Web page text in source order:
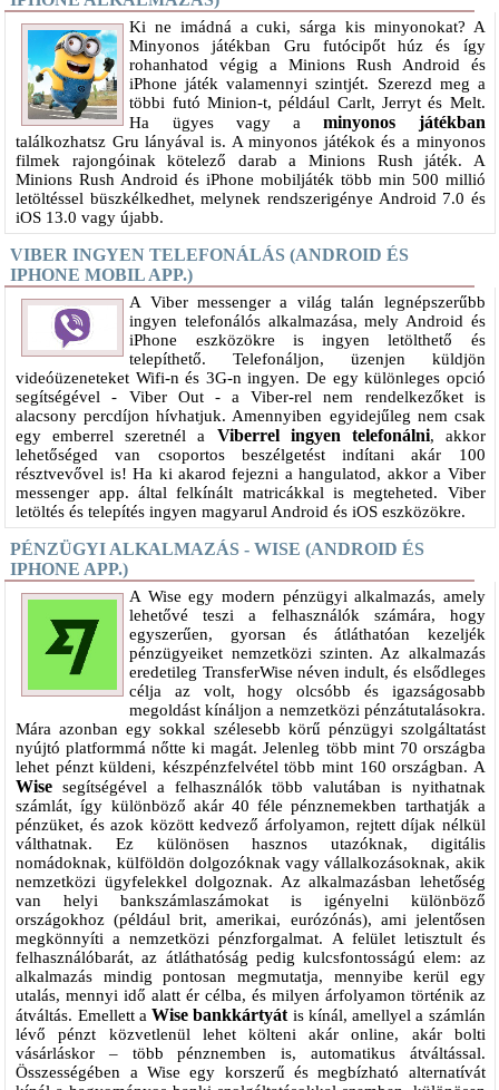
Ki ne imádná a cuki, sárga kis minyonokat? A
Minyonos játékban Gru futócipőt húz és így
rohanhatod végig a Minions Rush Android és
iPhone játék valamennyi szintjét. Szerezd meg a
többi futó Minion-t, például Carlt, Jerryt és Melt.
Ha ügyes vagy aminyonos játékban
találkozhatsz Gru lányával is. A minyonos játékok és a minyonos
filmek rajongóinak kötelező darab a Minions Rush játék. A
Minions Rush Android és iPhone mobiljáték több min 500 millió
letöltéssel büszkélkedhet, melynek rendszerigénye Android 7.0 és
iOS 13.0 vagy újabb.
VIBER INGYEN TELEFONÁLÁS (ANDROID ÉS
IPHONE MOBIL APP.)
A Viber messenger a világ talán legnépszerűbb
ingyen telefonálós alkalmazása, mely Android és
iPhone eszközökre is ingyen letölthető és
telepíthető. Telefonáljon, üzenjen küldjön
videóüzeneteket Wifi-n és 3G-n ingyen. De egy különleges opció
segítségével - Viber Out - a Viber-rel nem rendelkezőket is
alacsony percdíjon hívhatjuk. Amennyiben egyidejűleg nem csak
egy emberrel szeretnél a Viberrel ingyen telefonálni, akkor
lehetőséged van csoportos beszélgetést indítani akár 100
résztvevővel is! Ha ki akarod fejezni a hangulatod, akkor a Viber
messenger app. által felkínált matricákkal is megteheted. Viber
letöltés és telepítés ingyen magyarul Android és iOS eszközökre.
PÉNZÜGYI ALKALMAZÁS - WISE (ANDROID ÉS
IPHONE APP.)
A Wise egy modern pénzügyi alkalmazás, amely
lehetővé teszi a felhasználók számára, hogy
egyszerűen, gyorsan és átláthatóan kezeljék
pénzügyeiket nemzetközi szinten. Az alkalmazás
eredetileg TransferWise néven indult, és elsődleges
célja az volt, hogy olcsóbb és igazságosabb
megoldást kínáljon a nemzetközi pénzátutalásokra.
Mára azonban egy sokkal szélesebb körű pénzügyi szolgáltatást
nyújtó platformmá nőtte ki magát. Jelenleg több mint 70 országba
lehet pénzt küldeni, készpénzfelvétel több mint 160 országban. A
Wise segítségével a felhasználók több valutában is nyithatnak
számlát, így különböző akár 40 féle pénznemekben tarthatják a
pénzüket, és azok között kedvező árfolyamon, rejtett díjak nélkül
válthatnak. Ez különösen hasznos utazóknak, digitális
nomádoknak, külföldön dolgozóknak vagy vállalkozásoknak, akik
nemzetközi ügyfelekkel dolgoznak. Az alkalmazásban lehetőség
van helyi bankszámlaszámokat is igényelni különböző
országokhoz (például brit, amerikai, eurózónás), ami jelentősen
megkönnyíti a nemzetközi pénzforgalmat. A felület letisztult és
felhasználóbarát, az átláthatóság pedig kulcsfontosságú elem: az
alkalmazás mindig pontosan megmutatja, mennyibe kerül egy
utalás, mennyi idő alatt ér célba, és milyen árfolyamon történik az
átváltás. Emellett aWise bankkártyátis kínál, amellyel a számlán
lévő pénzt közvetlenül lehet költeni akár online, akár bolti
vásárláskor – több pénznemben is, automatikus átváltással.
Összességében a Wise egy korszerű és megbízható alternatívát